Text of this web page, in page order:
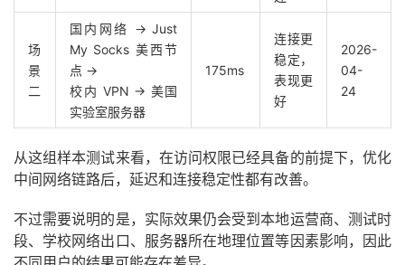
场
景
二
国内网络 → Just
My Socks 美西节
点 →
校内 VPN → 美国
实验室服务器
175ms
连接更
稳定，
表现更
好
2026-
04-
24
从这组样本测试来看，在访问权限已经具备的前提下，优化
中间网络链路后，延迟和连接稳定性都有改善。
不过需要说明的是，实际效果仍会受到本地运营商、测试时
段、学校网络出口、服务器所在地理位置等因素影响，因此